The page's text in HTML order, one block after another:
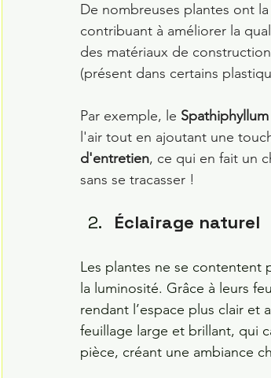
De nombreuses plantes ont
contribuant à améliorer la
des matériaux de
(présent dans certains
Par exemple, le Spathiphyllum
l'air tout en ajoutant une
d'entretien, ce qui en fait un
sans se tracasser !
Éclairage naturel
Les plantes ne se contentent
la luminosité. Grâce à leurs
rendant l’espace plus clair et
feuillage large et brillant, qui
pièce, créant une ambiance